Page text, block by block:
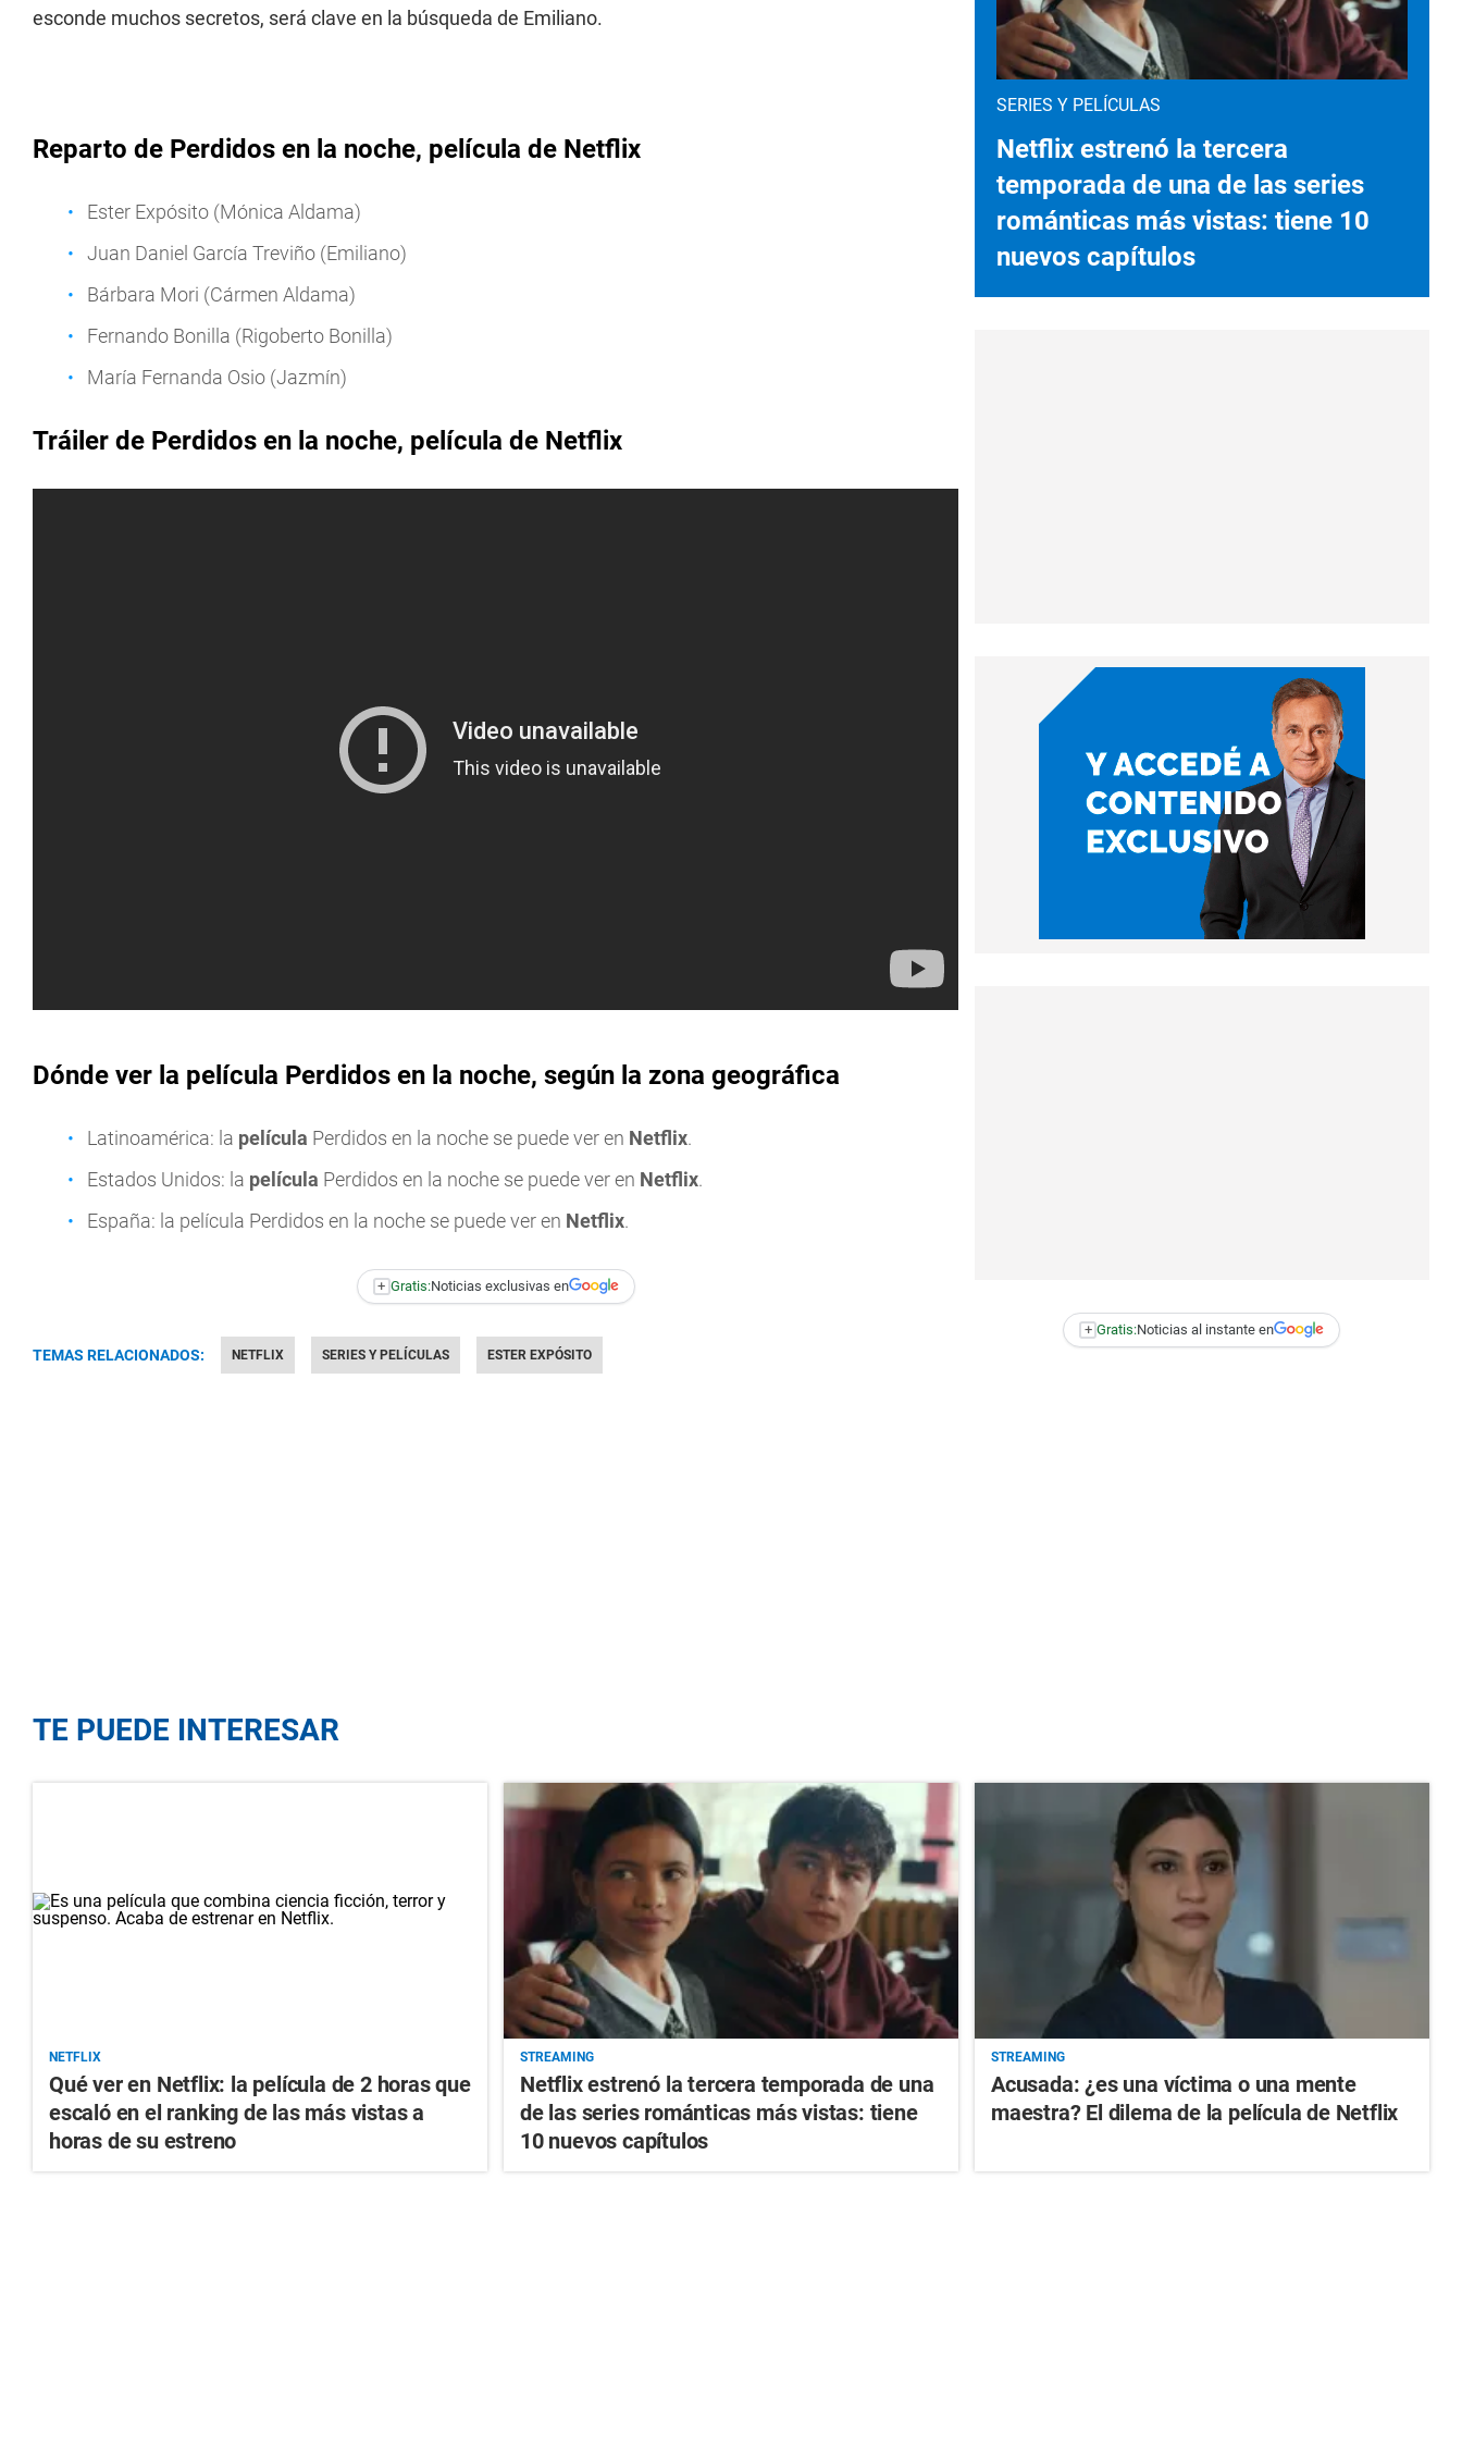
esconde muchos secretos, será clave en la búsqueda de Emiliano.
Reparto de Perdidos en la noche, película de Netflix
Ester Expósito (Mónica Aldama)
Juan Daniel García Treviño (Emiliano)
Bárbara Mori (Cármen Aldama)
Fernando Bonilla (Rigoberto Bonilla)
María Fernanda Osio (Jazmín)
Tráiler de Perdidos en la noche, película de Netflix
Dónde ver la película Perdidos en la noche, según la zona geográfica
Latinoamérica: la película Perdidos en la noche se puede ver en Netflix.
Estados Unidos: la película Perdidos en la noche se puede ver en Netflix.
España: la película Perdidos en la noche se puede ver en Netflix.
+ Gratis:Noticias exclusivas en
TEMAS RELACIONADOS: NETFLIX SERIES Y PELÍCULAS ESTER EXPÓSITO
SERIES Y PELÍCULAS
Netflix estrenó la tercera
temporada de una de las series
románticas más vistas: tiene 10
nuevos capítulos
+ Gratis:Noticias al instante en
TE PUEDE INTERESAR
NETFLIX
Qué ver en Netflix: la película de 2 horas que
escaló en el ranking de las más vistas a
horas de su estreno
STREAMING
Netflix estrenó la tercera temporada de una
de las series románticas más vistas: tiene
10 nuevos capítulos
STREAMING
Acusada: ¿es una víctima o una mente
maestra? El dilema de la película de Netflix